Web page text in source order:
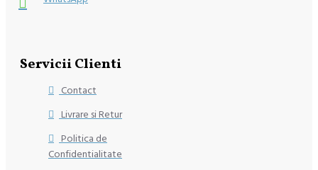
Servicii Clienti
Contact
Livrare si Retur
Politica de
Confidentialitate